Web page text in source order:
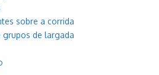
sobre a corrida
de largada